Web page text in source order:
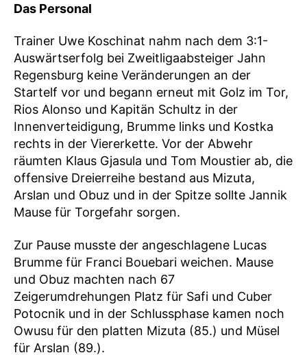
Das Personal
Trainer Uwe Koschinat nahm nach dem 3:1-
Auswärtserfolg bei Zweitligaabsteiger Jahn
Regensburg keine Veränderungen an der
Startelf vor und begann erneut mit Golz im Tor,
Rios Alonso und Kapitän Schultz in der
Innenverteidigung, Brumme links und Kostka
rechts in der Viererkette. Vor der Abwehr
räumten Klaus Gjasula und Tom Moustier ab, die
offensive Dreierreihe bestand aus Mizuta,
Arslan und Obuz und in der Spitze sollte Jannik
Mause für Torgefahr sorgen.
Zur Pause musste der angeschlagene Lucas
Brumme für Franci Bouebari weichen. Mause
und Obuz machten nach 67
Zeigerumdrehungen Platz für Safi und Cuber
Potocnik und in der Schlussphase kamen noch
Owusu für den platten Mizuta (85.) und Müsel
für Arslan (89.).